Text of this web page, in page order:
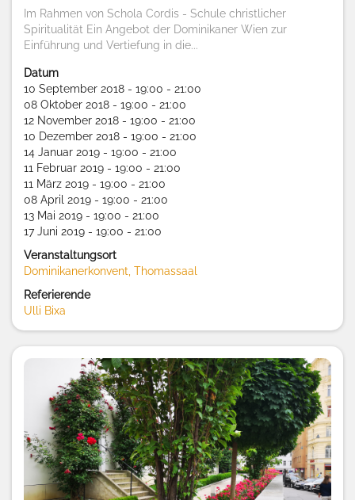
Im Rahmen von Schola Cordis - Schule christlicher
Spiritualität Ein Angebot der Dominikaner Wien zur
Einführung und Vertiefung in die...
Datum
10 September 2018 - 19:00 - 21:00
08 Oktober 2018 - 19:00 - 21:00
12 November 2018 - 19:00 - 21:00
10 Dezember 2018 - 19:00 - 21:00
14 Januar 2019 - 19:00 - 21:00
11 Februar 2019 - 19:00 - 21:00
11 März 2019 - 19:00 - 21:00
08 April 2019 - 19:00 - 21:00
13 Mai 2019 - 19:00 - 21:00
17 Juni 2019 - 19:00 - 21:00
Veranstaltungsort
Dominikanerkonvent, Thomassaal
Referierende
Ulli Bixa